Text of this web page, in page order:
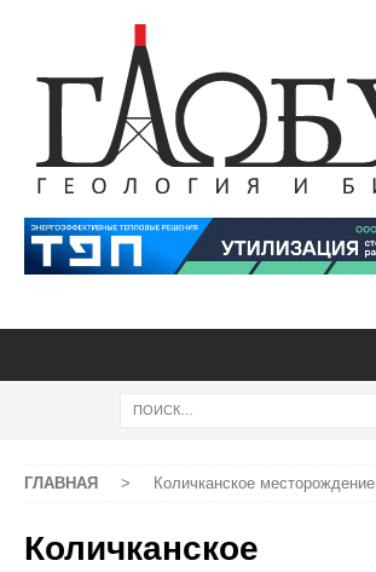
ГЛАВНАЯ > Количканское месторождение
Количканское